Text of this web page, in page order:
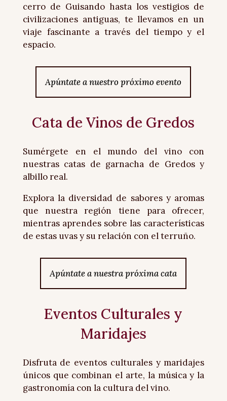
cerro de Guisando hasta los vestigios de
civilizaciones antiguas, te llevamos en un
viaje fascinante a través del tiempo y el
espacio.
Apúntate a nuestro próximo evento
Cata de Vinos de Gredos
Sumérgete en el mundo del vino con
nuestras catas de garnacha de Gredos y
albillo real.
Explora la diversidad de sabores y aromas
que nuestra región tiene para ofrecer,
mientras aprendes sobre las características
de estas uvas y su relación con el terruño.
Apúntate a nuestra próxima cata
Eventos Culturales y
Maridajes
Disfruta de eventos culturales y maridajes
únicos que combinan el arte, la música y la
gastronomía con la cultura del vino.